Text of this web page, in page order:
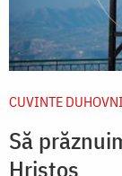
CUVINTE
Să
Hristos